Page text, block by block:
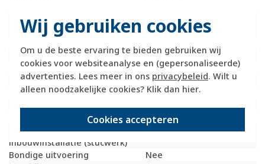
Wij gebruiken cookies
Om u de beste ervaring te bieden gebruiken wij
cookies voor websiteanalyse en (gepersonaliseerde)
advertenties. Lees meer in ons privacybeleid. Wilt u
alleen noodzakelijke cookies? Klik dan hier.
Cookies accepteren
Montagerichting
Horizontaal en
verticaal
Slagvastheid
IK02
Beschermingsgraad (IP)
IP20
Geschikt voor vloerpot
Nee
Transparant
Nee
Uitvoering oppervlakte
Mat
Geschikt voor wandgoot
Ja
Geschikt voor
inbouwinstallatie (stucwerk)
Ja
Bondige uitvoering
Nee